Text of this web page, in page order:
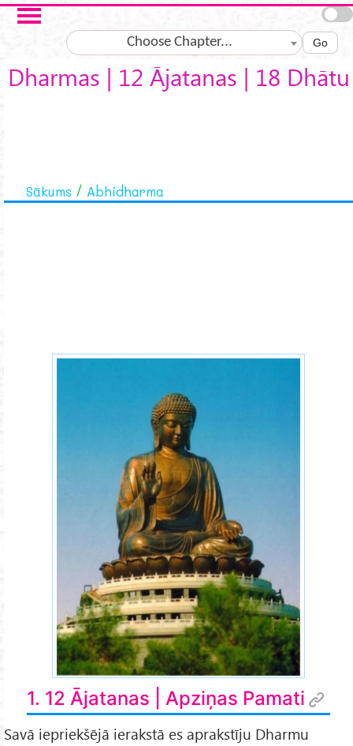
Skip to main content
Choose Chapter... Go
Dharmas | 12 Ājatanas | 18 Dhātu
Sākums Abhidharma
1. 12 Ājatanas | Apziņas Pamati
Savā iepriekšējā ierakstā es aprakstīju Dharmu